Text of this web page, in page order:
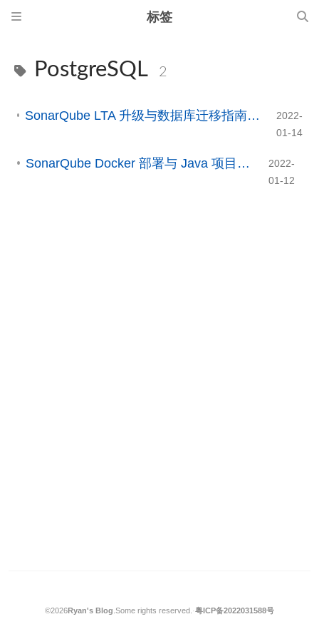
标签
PostgreSQL 2
SonarQube LTA 升级与数据库迁移指南：从旧版本到 8.9/9.9/2025 LTA
2022-
01-14
SonarQube Docker 部署与 Java 项目静态代码分析指南
2022-
01-12
©2026Ryan's Blog Some rights reserved. ·粤ICP备2022031588号